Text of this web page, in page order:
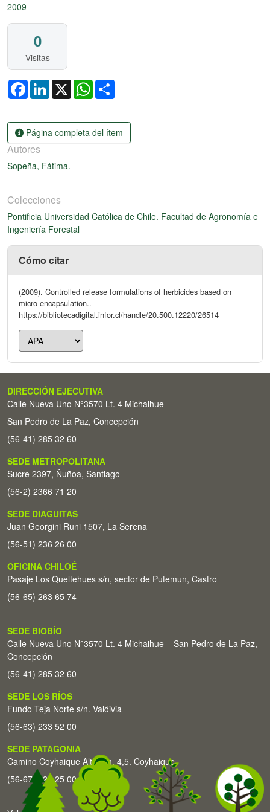
2009
0
Visitas
FacebookLinkedIn
X WhatsApp
Página completa del ítem
Autores
Sopeña, Fátima.
Colecciones
Pontificia Universidad Católica de Chile. Facultad de Agronomía e
Ingeniería Forestal
Cómo citar
(2009). Controlled release formulations of herbicides based on
micro-encapsulation..
https://bibliotecadigital.infor.cl/handle/20.500.12220/26514
DIRECCIÓN EJECUTIVA
Calle Nueva Uno N°3570 Lt. 4 Michaihue -
San Pedro de La Paz, Concepción
(56-41) 285 32 60
SEDE METROPOLITANA
Sucre 2397, Ñuñoa, Santiago
(56-2) 2366 71 20
SEDE DIAGUITAS
Juan Georgini Runi 1507, La Serena
(56-51) 236 26 00
OFICINA CHILOÉ
Pasaje Los Queltehues s/n, sector de Putemun, Castro
(56-65) 263 65 74
SEDE BIOBÍO
Calle Nueva Uno N°3570 Lt. 4 Michaihue – San Pedro de La Paz,
Concepción
(56-41) 285 32 60
SEDE LOS RÍOS
Fundo Teja Norte s/n. Valdivia
(56-63) 233 52 00
SEDE PATAGONIA
Camino Coyhaique Alto Km. 4,5. Coyhaique
(56-67) 226 25 00